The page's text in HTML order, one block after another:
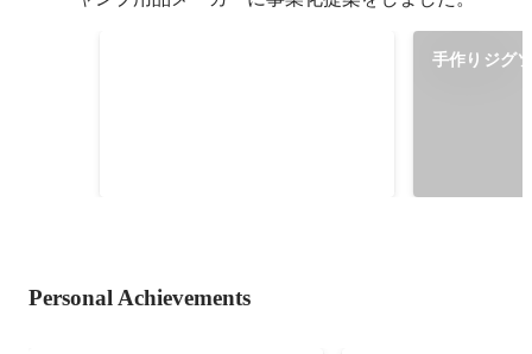
手作りジグ
Personal Achievements